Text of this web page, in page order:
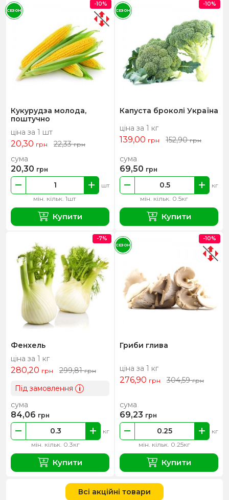
Кукурудза молода,
поштучно
ціна за 1 шт
20,30 грн 22,33грн
мін. кільк. 1шт
шт
сума
20,30 грн
Купити
-10%
СЕЗОН
Капуста броколі Україна
ціна за 1 кг
139,00 грн 152,90грн
мін. кільк. 0.5кг
кг
сума
69,50 грн
Купити
-10%
СЕЗОН
Фенхель
ціна за 1 кг
280,20 грн 299,81грн
Під замовлення i
мін. кільк. 0.3кг
кг
сума
84,06 грн
Купити
-7%
Гриби глива
ціна за 1 кг
276,90 грн 304,59грн
мін. кільк. 0.25кг
кг
сума
69,23 грн
Купити
-10%
СЕЗОН
Всі акційні товари